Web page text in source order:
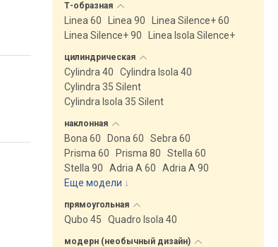
Т-образная
Linea 60 Linea 90
Linea Silence+ 60
Linea Silence+ 90
Linea Isola Silence+
цилиндрическая
Cylindra 40
Cylindra Isola 40
Cylindra 35 Silent
Cylindra Isola 35 Silent
наклонная
Bona 60 Dona 60
Sebra 60
Prisma 60
Prisma 80
Stella 60
Stella 90
Adria A 60
Adria A 90
Еще модели ↓
прямоугольная
Qubo 45 Quadro Isola 40
модерн (необычный дизайн)